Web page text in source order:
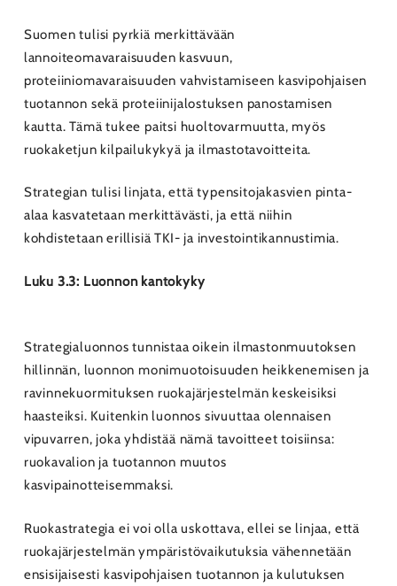
Suomen tulisi pyrkiä merkittävään
lannoiteomavaraisuuden kasvuun,
proteiiniomavaraisuuden vahvistamiseen kasvipohjaisen
tuotannon sekä proteiinijalostuksen panostamisen
kautta. Tämä tukee paitsi huoltovarmuutta, myös
ruokaketjun kilpailukykyä ja ilmastotavoitteita.
Strategian tulisi linjata, että typensitojakasvien pinta-
alaa kasvatetaan merkittävästi, ja että niihin
kohdistetaan erillisiä TKI- ja investointikannustimia.
Luku 3.3: Luonnon kantokyky
Strategialuonnos tunnistaa oikein ilmastonmuutoksen
hillinnän, luonnon monimuotoisuuden heikkenemisen ja
ravinnekuormituksen ruokajärjestelmän keskeisiksi
haasteiksi. Kuitenkin luonnos sivuuttaa olennaisen
vipuvarren, joka yhdistää nämä tavoitteet toisiinsa:
ruokavalion ja tuotannon muutos
kasvipainotteisemmaksi.
Ruokastrategia ei voi olla uskottava, ellei se linjaa, että
ruokajärjestelmän ympäristövaikutuksia vähennetään
ensisijaisesti kasvipohjaisen tuotannon ja kulutuksen